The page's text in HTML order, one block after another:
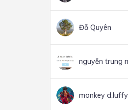
Đỗ Quyên
nguyễn trung
monkey d.luffy